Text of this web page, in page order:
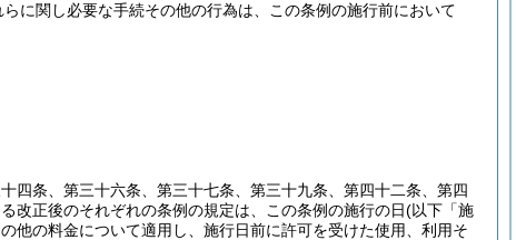
に関し必要な手続その他の行為は、この条例の施行前において
四条、第三十六条、第三十七条、第三十九条、第四十二条、第四
改正後のそれぞれの条例の規定は、この条例の施行の日(以下「施
他の料金について適用し、施行日前に許可を受けた使用、利用そ